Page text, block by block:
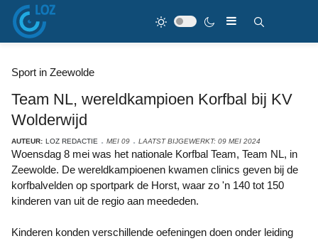
Sport in Zeewolde
Team NL, wereldkampioen Korfbal bij KV
Wolderwijd
AUTEUR: LOZ REDACTIE MEI 09 LAATST BIJGEWERKT: 09 MEI 2024
Woensdag 8 mei was het nationale Korfbal Team, Team NL, in
Zeewolde. De wereldkampioenen kwamen clinics geven bij de
korfbalvelden op sportpark de Horst, waar zo 'n 140 tot 150
kinderen van uit de regio aan meededen.
Kinderen konden verschillende oefeningen doen onder leiding